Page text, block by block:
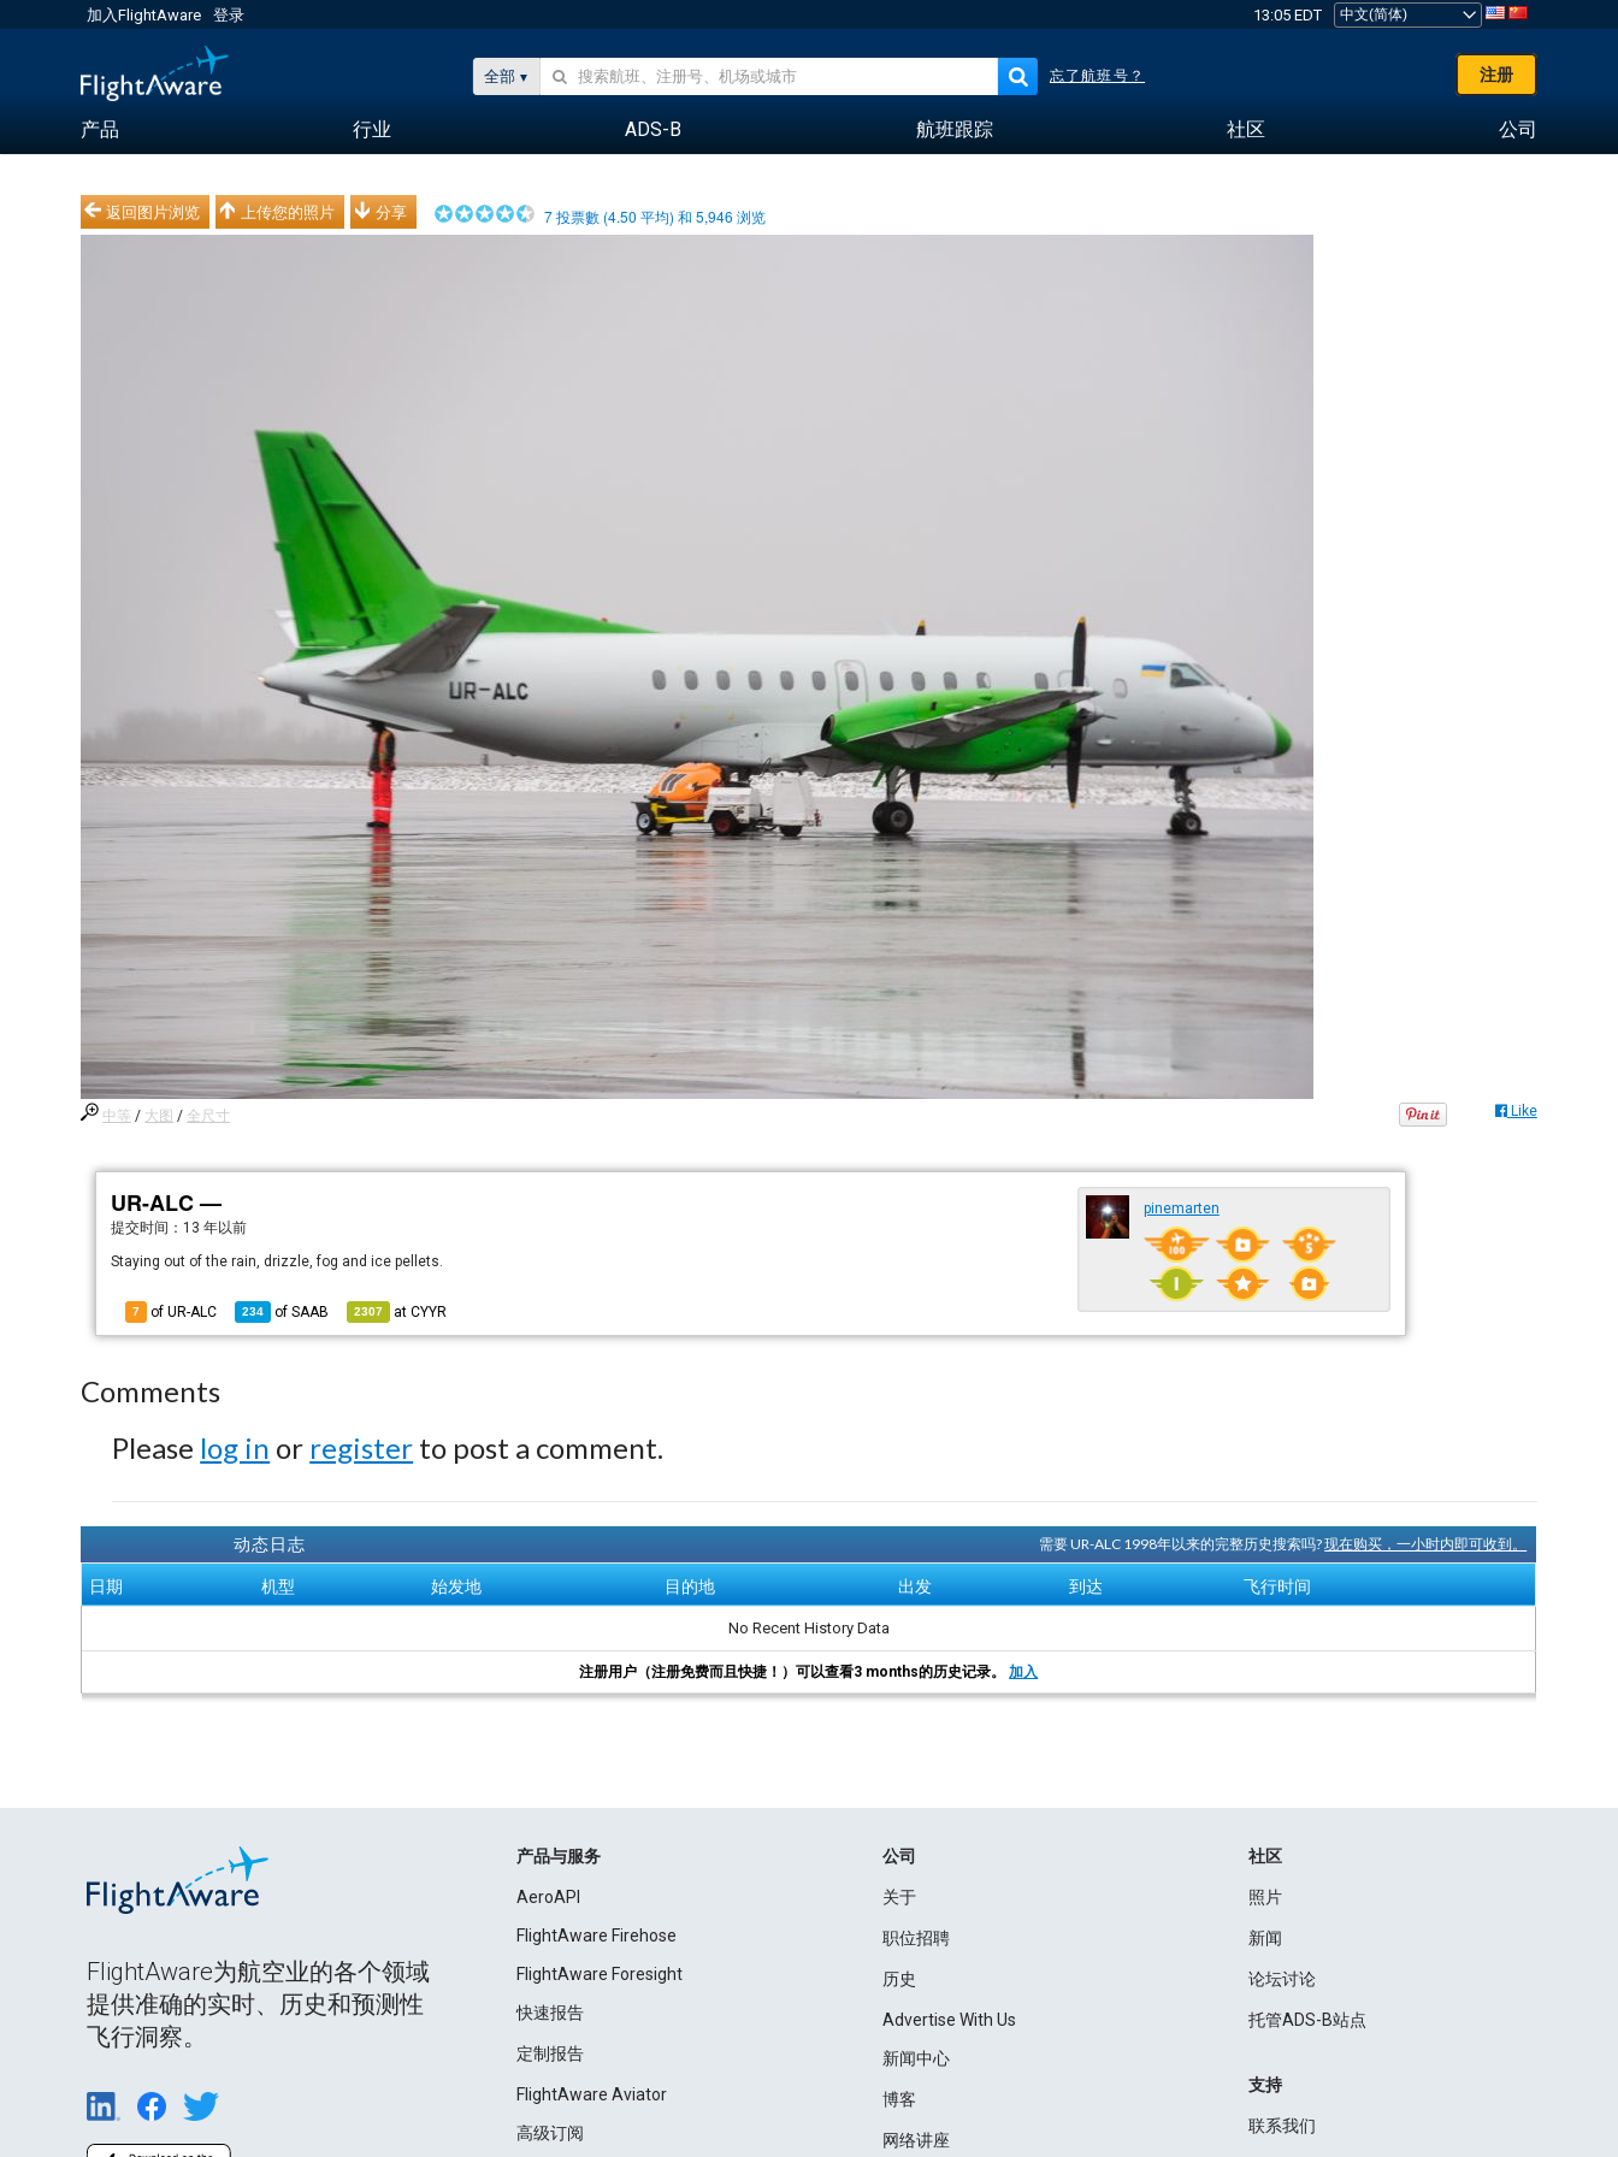
加入FlightAware 登录 13:05 EDT
全部 忘了航班号？ 注册
产品 行业 ADS-B 航班跟踪 社区 公司
返回图片浏览 上传您的照片 分享 7投票數 (4.50 平均) 和5,946 浏览
中等 / 大图 / 全尺寸 Like
UR-ALC —
提交时间： 13 年以前
Staying out of the rain, drizzle, fog and ice pellets.
7 of UR-ALC 234 ofSAAB 2307 atCYYR
pinemarten
Comments
Please log in or register to post a comment.
动态日志 需要 UR-ALC 1998年以来的完整历史搜索吗?现在购买，一小时内即可收到。
日期 机型 始发地 目的地 出发 到达 飞行时间
No Recent History Data
注册用户（注册免费而且快捷！）可以查看3 months的历史记录。加入
FlightAware为航空业的各个领域
提供准确的实时、历史和预测性
飞行洞察。
产品与服务
AeroAPI
FlightAware Firehose
FlightAware Foresight
快速报告
定制报告
FlightAware Aviator
高级订阅
公司
关于
职位招聘
历史
Advertise With Us
新闻中心
博客
网络讲座
社区
照片
新闻
论坛讨论
托管ADS-B站点
支持
联系我们